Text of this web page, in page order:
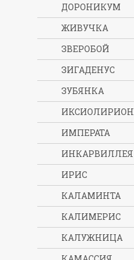
ДОРОНИКУМ
ЖИВУЧКА
ЗВЕРОБОЙ
ЗИГАДЕНУС
ЗУБЯНКА
ИКСИОЛИРИОН
ИМПЕРАТА
ИНКАРВИЛЛЕЯ
ИРИС
КАЛАМИНТА
КАЛИМЕРИС
КАЛУЖНИЦА